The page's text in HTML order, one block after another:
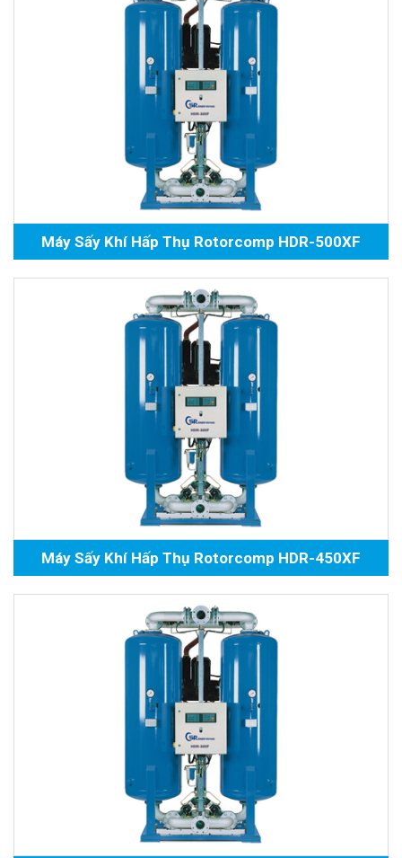
Máy Sấy Khí Hấp Thụ Rotorcomp HDR-500XF
Máy Sấy Khí Hấp Thụ Rotorcomp HDR-450XF